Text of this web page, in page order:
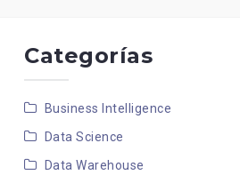
Categorías
Business Intelligence
Data Science
Data Warehouse